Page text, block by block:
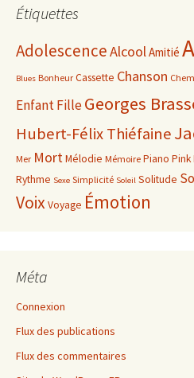
Étiquettes
AdolescenceAlcoolAmitié
Blues Bonheur Cassette Chanson
EnfantFilleGeorges
Hubert-Félix Thiéfaine
Mer MortMélodie Mémoire Piano Pink
Rythme Sexe Simplicité Soleil Solitude
VoixVoyage Émotion
Méta
Connexion
Flux des publications
Flux des commentaires